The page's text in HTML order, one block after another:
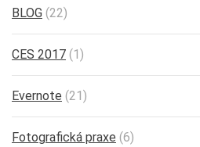
BLOG (22)
CES 2017 (1)
Evernote (21)
Fotografická praxe (6)